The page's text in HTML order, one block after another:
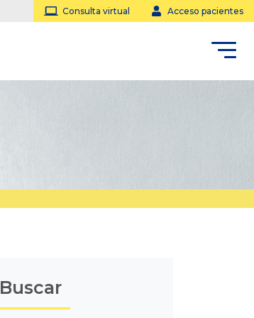
Consulta virtual Acceso pacientes
Buscar